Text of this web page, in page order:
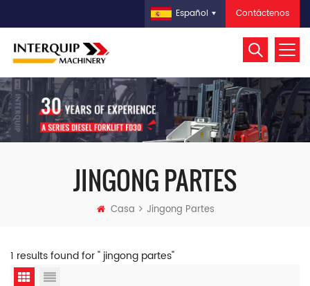
Contáctenos
Español
JINGONG PARTES
Casa Jingong Partes
1 results found for " jingong partes"